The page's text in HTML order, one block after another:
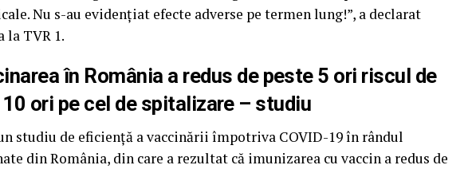
Nu s-au evidențiat efecte adverse pe termen lung!”, a declarat
TVR 1.
în România a redus de peste 5 ori riscul de
ori pe cel de spitalizare – studiu
studiu de eficienţă a vaccinării împotriva COVID-19 în rândul
din România, din care a rezultat că imunizarea cu vaccin a redus de